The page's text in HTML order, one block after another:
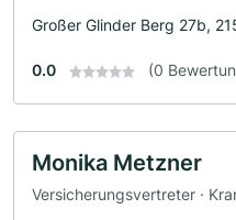
Großer Glinder Berg 27b,
0.0 (0
Monika Metzner
Versicherungsvertreter ·